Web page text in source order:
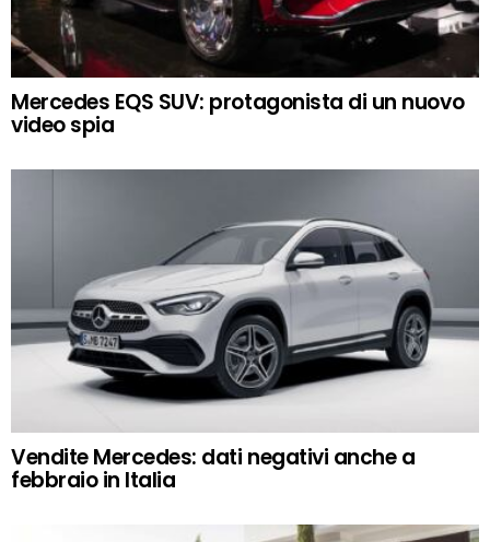
Mercedes EQS SUV: protagonista di un nuovo
video spia
Vendite Mercedes: dati negativi anche a
febbraio in Italia